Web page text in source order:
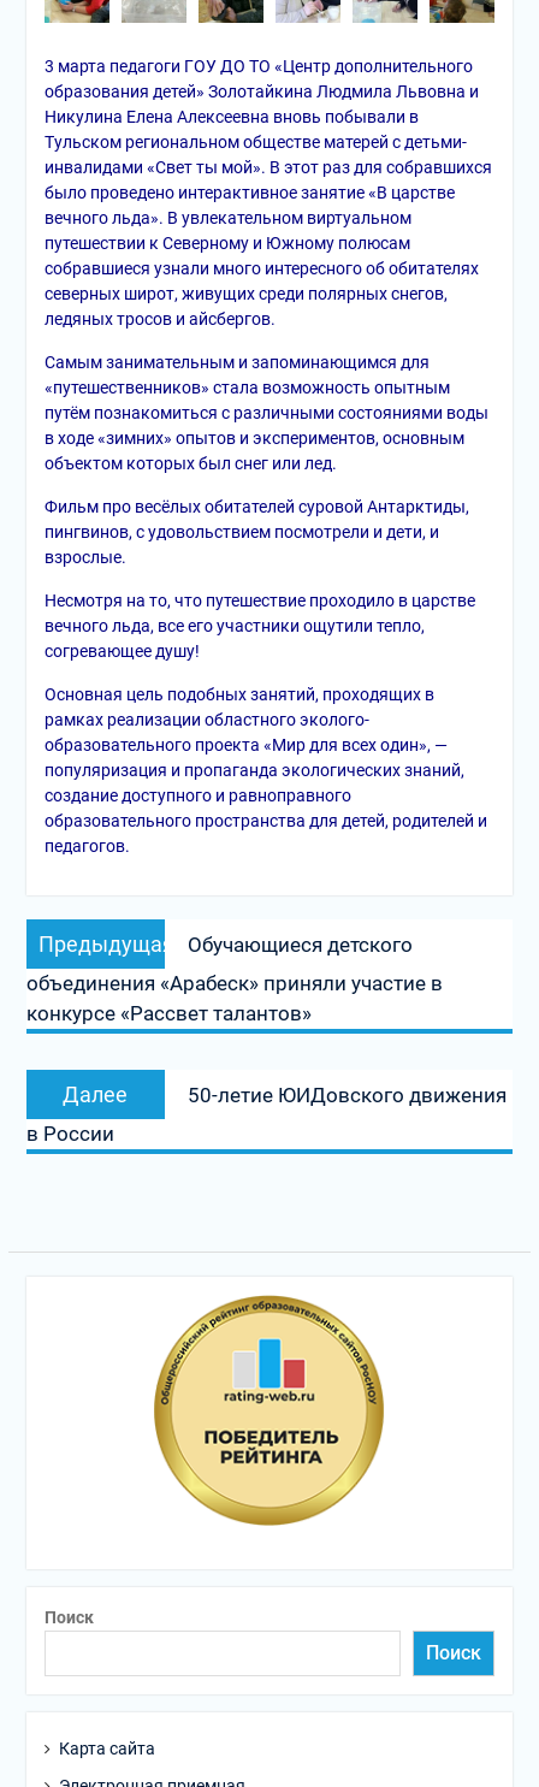
3 марта педагоги ГОУ ДО ТО «Центр дополнительного
образования детей» Золотайкина Людмила Львовна и
Никулина Елена Алексеевна вновь побывали в
Тульском региональном обществе матерей с детьми-
инвалидами «Свет ты мой». В этот раз для собравшихся
было проведено интерактивное занятие «В царстве
вечного льда». В увлекательном виртуальном
путешествии к Северному и Южному полюсам
собравшиеся узнали много интересного об обитателях
северных широт, живущих среди полярных снегов,
ледяных тросов и айсбергов.
Самым занимательным и запоминающимся для
«путешественников» стала возможность опытным
путём познакомиться с различными состояниями воды
в ходе «зимних» опытов и экспериментов, основным
объектом которых был снег или лед.
Фильм про весёлых обитателей суровой Антарктиды,
пингвинов, с удовольствием посмотрели и дети, и
взрослые.
Несмотря на то, что путешествие проходило в царстве
вечного льда, все его участники ощутили тепло,
согревающее душу!
Основная цель подобных занятий, проходящих в
рамках реализации областного эколого-
образовательного проекта «Мир для всех один», —
популяризация и пропаганда экологических знаний,
создание доступного и равноправного
образовательного пространства для детей, родителей и
педагогов.
Навигация
по
записям
Предыдущая
Предыдущая
запись:
Обучающиеся детского
объединения «Арабеск» приняли участие в
конкурсе «Рассвет талантов»
Далее
запись:
50-летие ЮИДовского движения
в России
Поиск
Поиск
Карта сайта